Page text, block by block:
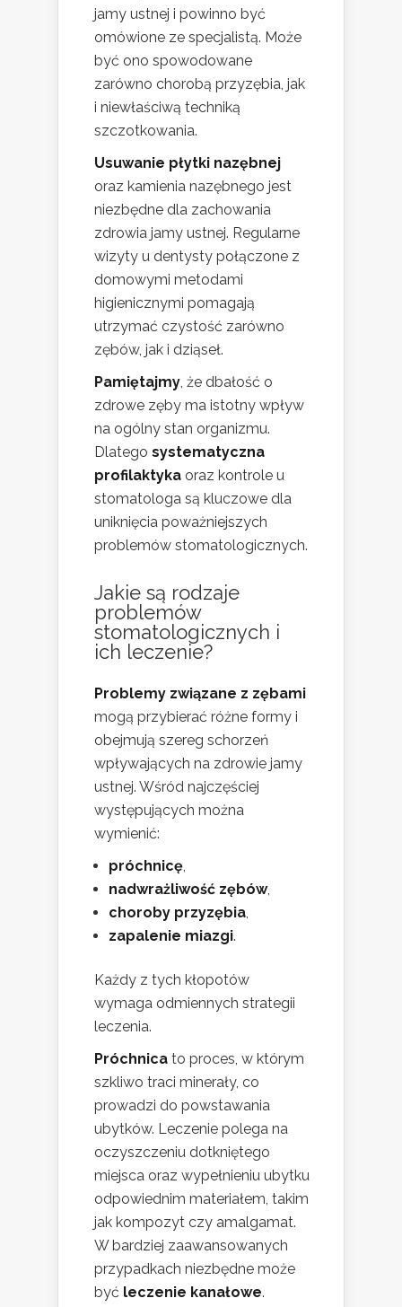
jamy ustnej i powinno być
omówione ze specjalistą. Może
być ono spowodowane
zarówno chorobą przyzębia, jak
i niewłaściwą techniką
szczotkowania.
Usuwanie płytki nazębnej
oraz kamienia nazębnego jest
niezbędne dla zachowania
zdrowia jamy ustnej. Regularne
wizyty u dentysty połączone z
domowymi metodami
higienicznymi pomagają
utrzymać czystość zarówno
zębów, jak i dziąseł.
Pamiętajmy , że dbałość o
zdrowe zęby ma istotny wpływ
na ogólny stan organizmu.
Dlatego systematyczna
profilaktyka oraz kontrole u
stomatologa są kluczowe dla
uniknięcia poważniejszych
problemów stomatologicznych.
Jakie są rodzaje
problemów
stomatologicznych i
ich leczenie?
Problemy związane z zębami
mogą przybierać różne formy i
obejmują szereg schorzeń
wpływających na zdrowie jamy
ustnej. Wśród najczęściej
występujących można
wymienić:
próchnicę
nadwrażliwość zębów,
choroby przyzębia
zapalenie miazgi.
Każdy z tych kłopotów
wymaga odmiennych strategii
leczenia.
Próchnica to proces, w którym
szkliwo traci minerały, co
prowadzi do powstawania
ubytków. Leczenie polega na
oczyszczeniu dotkniętego
miejsca oraz wypełnieniu ubytku
odpowiednim materiałem, takim
jak kompozyt czy amalgamat.
W bardziej zaawansowanych
przypadkach niezbędne może
być leczenie kanałowe.